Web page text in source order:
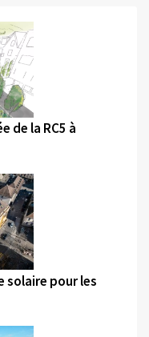
de la RC5 à
solaire pour les